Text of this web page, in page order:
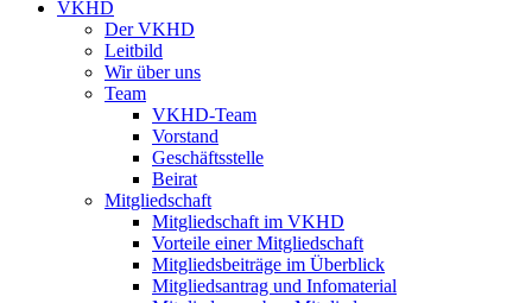
VKHD
Der VKHD
Leitbild
Wir über uns
Team
VKHD-Team
Vorstand
Geschäftsstelle
Beirat
Mitgliedschaft
Mitgliedschaft im VKHD
Vorteile einer Mitgliedschaft
Mitgliedsbeiträge im Überblick
Mitgliedsantrag und Infomaterial